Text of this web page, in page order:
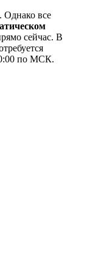
. Однако все
сейчас. В
по МСК.